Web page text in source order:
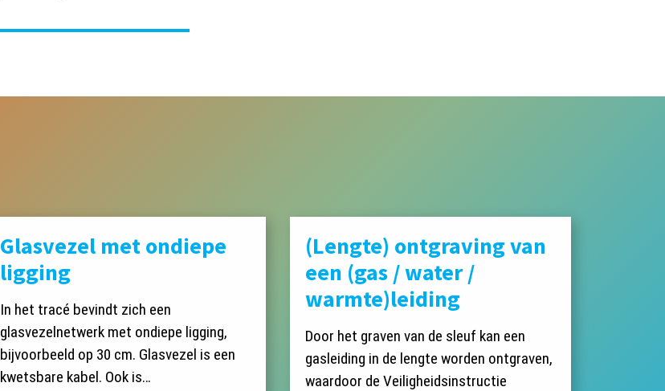
Glasvezel met ondiepe
ligging
In het tracé bevindt zich een
glasvezelnetwerk met ondiepe ligging,
bijvoorbeeld op 30 cm. Glasvezel is een
kwetsbare kabel. Ook is…
(Lengte) ontgraving van
een (gas / water /
warmte)leiding
Door het graven van de sleuf kan een
gasleiding in de lengte worden ontgraven,
waardoor de Veiligheidsinstructie